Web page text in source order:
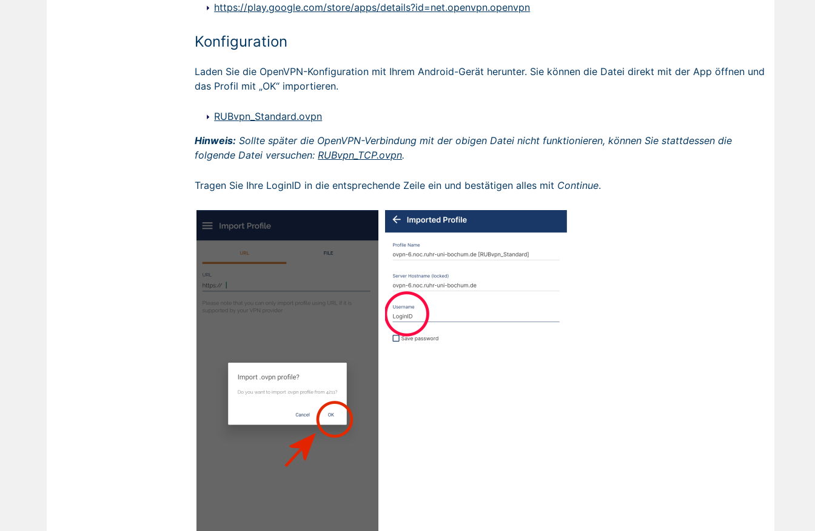
https://play.google.com/store/apps/details?id=net.openvpn.openvpn
Konfiguration
Laden Sie die OpenVPN-Konfiguration mit Ihrem Android-Gerät herunter. Sie können die Datei direkt mit der App öffnen und
das Profil mit „OK“ importieren.
RUBvpn_Standard.ovpn
Hinweis: Sollte später die OpenVPN-Verbindung mit der obigen Datei nicht funktionieren, können Sie stattdessen die
folgende Datei versuchen:RUBvpn_TCP.ovpn.
Tragen Sie Ihre LoginID in die entsprechende Zeile ein und bestätigen alles mit Continue.